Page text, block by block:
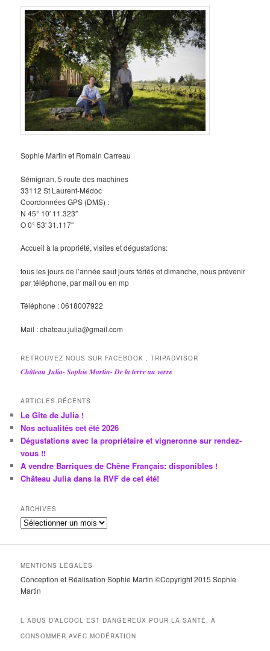
Sophie Martin et Romain Carreau
Sémignan, 5 route des machines
33112 St Laurent-Médoc
Coordonnées GPS (DMS) :
N 45° 10′ 11.323″
O 0° 53′ 31.117″
Accueil à la propriété, visites et dégustations:
tous les jours de l’année sauf jours fériés et dimanche, nous prévenir
par téléphone, par mail ou en mp
Téléphone : 0618007922
Mail : chateau.julia@gmail.com
RETROUVEZ NOUS SUR FACEBOOK , TRIPADVISOR
Château Julia- Sophie Martin- De la terre au verre
ARTICLES RÉCENTS
Le Gîte de Julia !
Nos actualités cet été 2026
Dégustations avec la propriétaire et vigneronne sur rendez-
vous !!
A vendre Barriques de Chêne Français: disponibles !
Château Julia dans la RVF de cet été!
ARCHIVES
A
c
i
v
e
MENTIONS LÉGALES
Conception et Réalisation Sophie Martin ©Copyright 2015 Sophie
Martin
L ABUS D’ALCOOL EST DANGEREUX POUR LA SANTÉ, À
CONSOMMER AVEC MODÉRATION